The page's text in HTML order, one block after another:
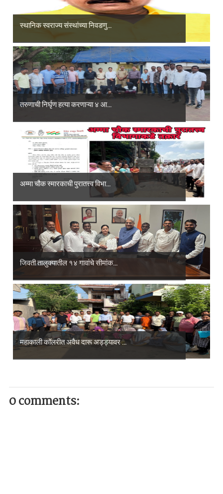
स्थानिक स्वराज्य संस्थांच्या निवडणु...
तरुणाची निर्घृण हत्या करणाऱ्या ४ आ...
अम्मा चौक स्मारकाची पुरातत्त्व विभा...
जिवती तालुक्यातील १४ गावांचे सीमांक...
महाकाली कॉलरीत अवैध दारू अड्ड्यावर ...
0 comments: